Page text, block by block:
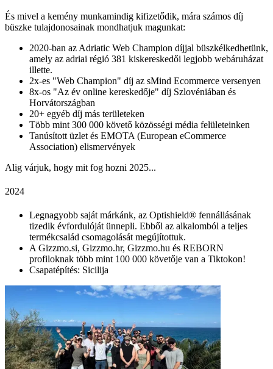
És mivel a kemény munkamindig kifizetődik, mára számos díj
büszke tulajdonosainak mondhatjuk magunkat:
2020-ban az Adriatic Web Champion díjjal büszkélkedhetünk,
amely az adriai régió 381 kiskereskedői legjobb webáruházat
illette.
2x-es "Web Champion" díj az sMind Ecommerce versenyen
8x-os "Az év online kereskedője" díj Szlovéniában és
Horvátországban
20+ egyéb díj más területeken
Több mint 300 000 követő közösségi média felületeinken
Tanúsított üzlet és EMOTA (European eCommerce
Association) elismervények
Alig várjuk, hogy mit fog hozni 2025...
2024
Legnagyobb saját márkánk, az Optishield® fennállásának
tizedik évfordulóját ünnepli. Ebből az alkalomból a teljes
termékcsalád csomagolását megújítottuk.
A Gizzmo.si, Gizzmo.hr, Gizzmo.hu és REBORN
profiloknak több mint 100 000 követője van a Tiktokon!
Csapatépítés: Sicilija